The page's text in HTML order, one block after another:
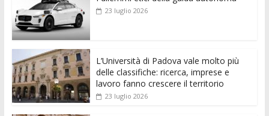
b
o
o
k
er l s
p
e
er
di e di
23 luglio 2026
L’Università di Padova vale molto più
delle classifiche: ricerca, imprese e
lavoro fanno crescere il territorio
23 luglio 2026